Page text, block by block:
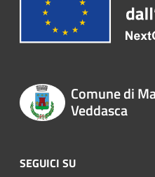
Comune di
Veddasca
SEGUICI SU